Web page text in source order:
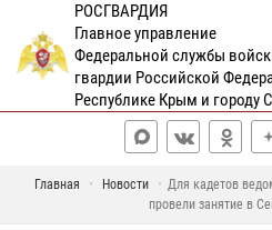
РОСГВАРДИЯ
Главное управление
Федеральной службы
гвардии Российской
Республике Крым и городу
Главная Новости
Для кадетов
провели занятие в